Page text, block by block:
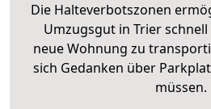
Die Halteverbotszonen
Umzugsgut in Trier
neue Wohnung zu
sich Gedanken über
müssen.